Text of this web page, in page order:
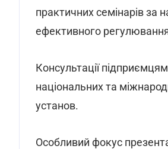
практичних семінарів за
ефективного
Консультації
національних та
установ.
Особливий фокус